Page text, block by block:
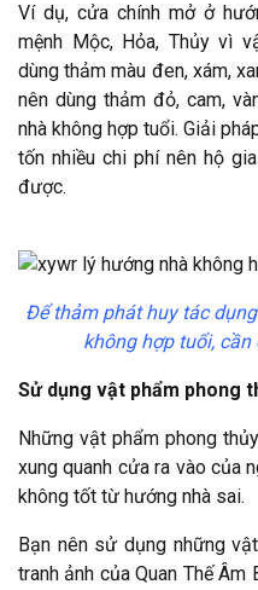
Ví dụ, cửa chính mở ở
mệnh Mộc, Hỏa, Thủy vì
dùng thảm màu đen, xám,
nên dùng thảm đỏ, cam,
nhà không hợp tuổi. Giải
tốn nhiều chi phí nên hộ
được.
Để thảm phát huy tác
không hợp tuổi,
Sử dụng vật phẩm phong
Những vật phẩm phong
xung quanh cửa ra vào của
không tốt từ hướng nhà sai.
Bạn nên sử dụng những
tranh ảnh của Quan Thế